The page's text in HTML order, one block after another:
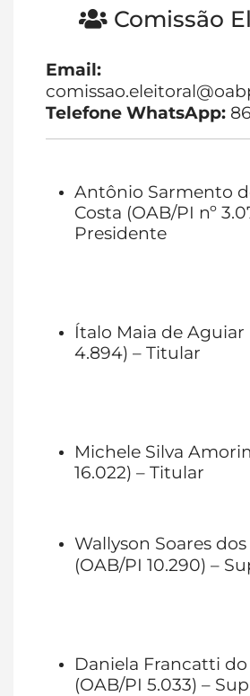
Comissão
Email:
Telefone WhatsApp:
Antônio Sarmento
Costa (OAB/PI nº
Presidente
Ítalo Maia de Aguiar
4.894) – Titular
Michele Silva
16.022) – Titular
Wallyson Soares
(OAB/PI 10.290) –
Daniela Francatti
(OAB/PI 5.033) –